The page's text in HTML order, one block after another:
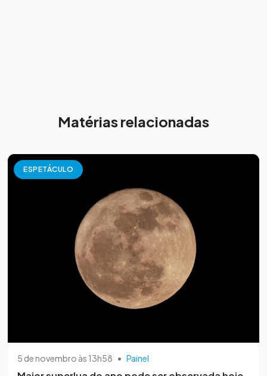
Matérias relacionadas
ESPETÁCULO
5 de novembro às 13h58 • Painel